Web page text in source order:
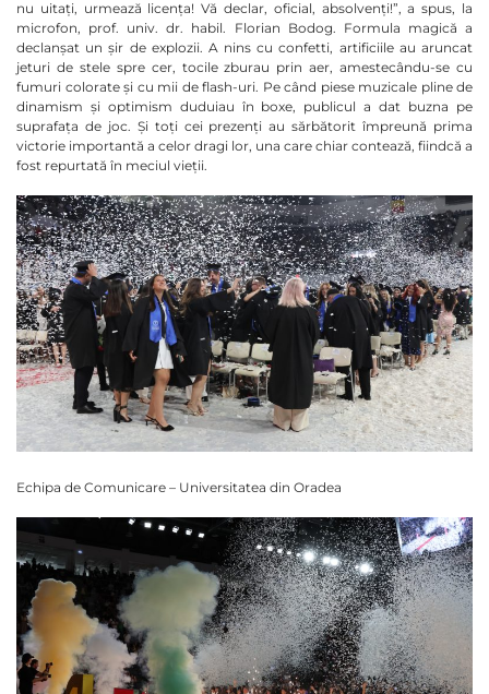
nu uitați, urmează licența! Vă declar, oficial, absolvenți!”, a spus, la
microfon, prof. univ. dr. habil. Florian Bodog. Formula magică a
declanșat un șir de explozii. A nins cu confetti, artificiile au aruncat
jeturi de stele spre cer, tocile zburau prin aer, amestecându-se cu
fumuri colorate și cu mii de flash-uri. Pe când piese muzicale pline de
dinamism și optimism duduiau în boxe, publicul a dat buzna pe
suprafața de joc. Și toți cei prezenți au sărbătorit împreună prima
victorie importantă a celor dragi lor, una care chiar contează, fiindcă a
fost repurtată în meciul vieții.
Echipa de Comunicare – Universitatea din Oradea